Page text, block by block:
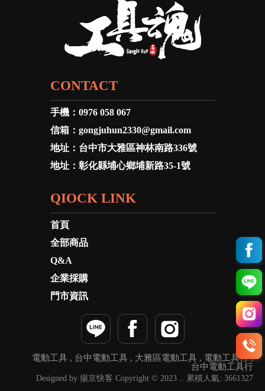
CONTACT
手機： 0976 058 067
信箱： gongjuhun2330@gmail.com
地址： 台中市大雅區神林南路336號
地址： 彰化縣埔心鄉埔新路35-1號
QIOCK LINK
首頁
全部商品
Q&A
企業採購
門市資訊
電動工具 台中電動工具 大雅區電動工具
電動工具行
台中電動工具行
Designed by 揚京快客 Copyright © 2023 .. 累積人氣: 3661327